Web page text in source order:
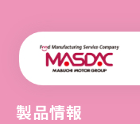
製品情報